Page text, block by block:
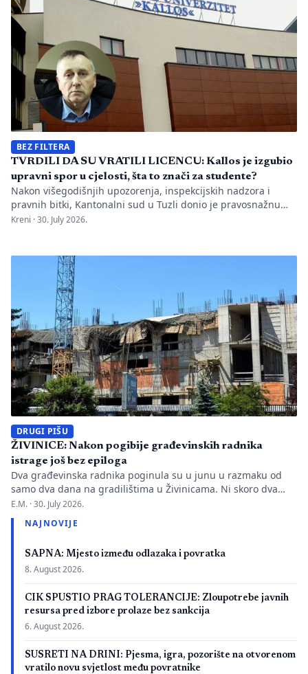
BEZ FILTERA
TVRDILI DA SU VRATILI LICENCU: Kallos je izgubio
upravni spor u cjelosti, šta to znači za studente?
Nakon višegodišnjih upozorenja, inspekcijskih nadzora i
pravnih bitki, Kantonalni sud u Tuzli donio je pravosnažnu
presudu kojom se definitivno potvrđuje trajna zabrana rada
kakva je sudbina studenata koji su uložili godine i novac u
bezvrijedne indekse? Odlukom Kantonalnog suda u […]
Kreni ·30. July 2026.
DRUGI PIŠU
ŽIVINICE: Nakon pogibije građevinskih radnika
istrage još bez epiloga
Dva građevinska radnika poginula su u junu u razmaku od
samo dva dana na gradilištima u Živinicama. Ni skoro dva
mjeseca kasnije javnosti nisu poznati uzroci nesreća, niti je
utvrđeno da li je bilo propusta u organizaciji gradilišta, zaštiti
radnika i nadzoru nad izvođenjem radova. PIŠE: Anisa
istrage, odgovornost […]
E.M. ·30. July 2026.
NAJNOVIJE
SAPNA: Mjesto između odlazaka i povratka
8. August 2026.
CIK SPUSTIO PRAG TOLERANCIJE: Zloupotrebe javnih
resursa pred izbore prolaze bez sankcija
6. August 2026.
SUSRETI NA DRINI: Pjesma, igra, pozorište na otvorenom
vratilo novu svjetlost među povratnike